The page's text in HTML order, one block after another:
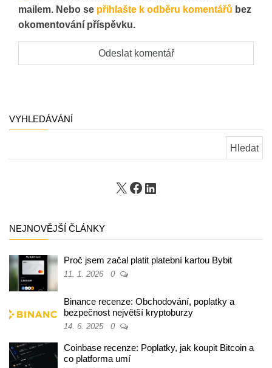
mailem. Nebo se přihlašte k odběru komentářů bez
okomentování příspěvku.
VYHLEDÁVÁNÍ
X Facebook
LinkedIn
NEJNOVĚJŠÍ ČLÁNKY
Proč jsem začal platit platební kartou Bybit
11. 1. 2026 0
Binance recenze: Obchodování, poplatky a
bezpečnost největší kryptoburzy
14. 6. 2025 0
Coinbase recenze: Poplatky, jak koupit Bitcoin a
co platforma umí